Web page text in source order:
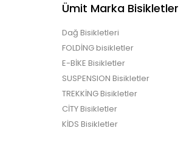
Ümit Marka Bisikletler
Dağ Bisikletleri
FOLDİNG bisikletler
E-BİKE Bisikletler
SUSPENSION Bisikletler
TREKKİNG Bisikletler
CİTY Bisikletler
KİDS Bisikletler